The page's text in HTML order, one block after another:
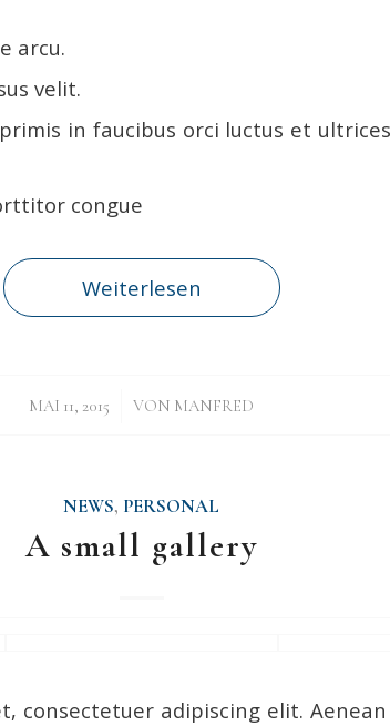
arcu.
velit.
in faucibus orci luctus et
congue
Weiterlesen
MAI 11, 2015
/ VON MANFRED
NEWS, PERSONAL
A small gallery
consectetuer adipiscing elit.